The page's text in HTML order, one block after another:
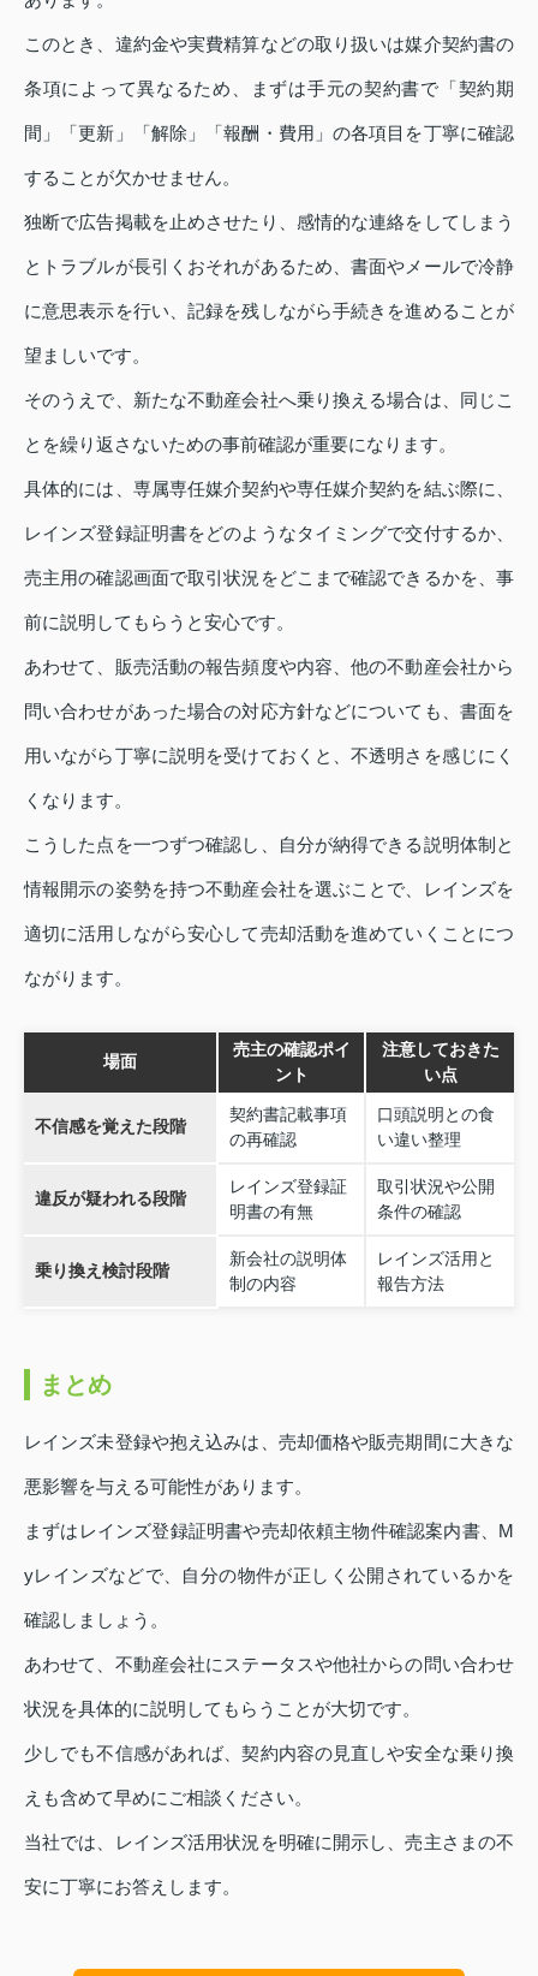
このとき、違約金や実費精算などの取り扱いは媒介契約書の
条項によって異なるため、まずは手元の契約書で「契約期
間」「更新」「解除」「報酬・費用」の各項目を丁寧に確認
することが欠かせません。
独断で広告掲載を止めさせたり、感情的な連絡をしてしまう
とトラブルが長引くおそれがあるため、書面やメールで冷静
に意思表示を行い、記録を残しながら手続きを進めることが
望ましいです。
そのうえで、新たな不動産会社へ乗り換える場合は、同じこ
とを繰り返さないための事前確認が重要になります。
具体的には、専属専任媒介契約や専任媒介契約を結ぶ際に、
レインズ登録証明書をどのようなタイミングで交付するか、
売主用の確認画面で取引状況をどこまで確認できるかを、事
前に説明してもらうと安心です。
あわせて、販売活動の報告頻度や内容、他の不動産会社から
問い合わせがあった場合の対応方針などについても、書面を
用いながら丁寧に説明を受けておくと、不透明さを感じにく
くなります。
こうした点を一つずつ確認し、自分が納得できる説明体制と
情報開示の姿勢を持つ不動産会社を選ぶことで、レインズを
適切に活用しながら安心して売却活動を進めていくことにつ
ながります。
場面
売主の確認ポイ
ント
注意しておきた
い点
不信感を覚えた段階
契約書記載事項
の再確認
口頭説明との食
い違い整理
違反が疑われる段階
レインズ登録証
明書の有無
取引状況や公開
条件の確認
乗り換え検討段階
新会社の説明体
制の内容
レインズ活用と
報告方法
まとめ
レインズ未登録や抱え込みは、売却価格や販売期間に大きな
悪影響を与える可能性があります。
まずはレインズ登録証明書や売却依頼主物件確認案内書、M
yレインズなどで、自分の物件が正しく公開されているかを
確認しましょう。
あわせて、不動産会社にステータスや他社からの問い合わせ
状況を具体的に説明してもらうことが大切です。
少しでも不信感があれば、契約内容の見直しや安全な乗り換
えも含めて早めにご相談ください。
当社では、レインズ活用状況を明確に開示し、売主さまの不
安に丁寧にお答えします。